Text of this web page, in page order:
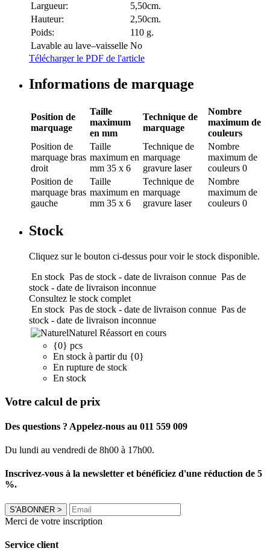
Largueur:
5,50cm.
Hauteur:
2,50cm.
Poids:
110 g.
Lavable au lave–vaisselle No
Télécharger le PDF de l'article
Informations de marquage
Position de
marquage
Taille
maximum
en mm
Technique de
marquage
Nombre
maximum de
couleurs
Position de
marquage bras
droit
Taille
maximum en
mm 35 x 6
Technique de
marquage
gravure laser
Nombre
maximum de
couleurs 0
Position de
marquage bras
gauche
Taille
maximum en
mm 35 x 6
Technique de
marquage
gravure laser
Nombre
maximum de
couleurs 0
Stock
Cliquez sur le bouton ci-dessus pour voir le stock disponible.
En stock Pas de stock - date de livraison connue Pas de
stock - date de livraison inconnue
Consultez le stock complet
En stock Pas de stock - date de livraison connue Pas de
stock - date de livraison inconnue
Naturel Réassort en cours
{0} pcs
En stock à partir du {0}
En rupture de stock
En stock
Votre calcul de prix
Des questions ? Appelez-nous au 011 559 009
Du lundi au vendredi de 8h00 à 17h00.
Inscrivez-vous à la newsletter et bénéficiez d'une réduction de 5
%.
S'ABONNER >
Merci de votre inscription
Service client